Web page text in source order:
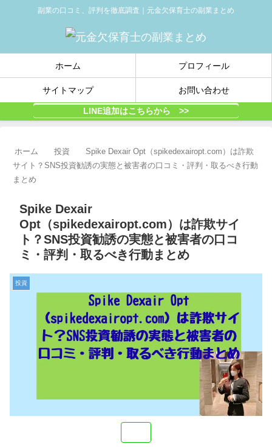
副業の口コミ、評判を徹底調査｜元金欠保育士の副業まとめ
ホーム プロフィール
サイトマップ お問い合わせ
LINE追加はこちらから >>
ホーム 投資
Spike Dexair Opt（spikedexairopt.com）は詐欺
サイト？SNS投資勧誘の実態と被害者の口コミ・評判・取るべき行動
まとめ
Spike Dexair
Opt（spikedexairopt.com）は詐欺サイ
ト？SNS投資勧誘の実態と被害者の口コ
ミ・評判・取るべき行動まとめ
投資